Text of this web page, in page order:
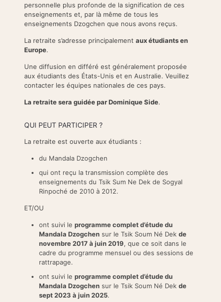
personnelle plus profonde de la signification de ces
enseignements et, par là même de tous les
enseignements Dzogchen que nous avons reçus.
La retraite s’adresse principalement aux étudiants en
Europe.
Une diffusion en différé est généralement proposée
aux étudiants des États-Unis et en Australie. Veuillez
contacter les équipes nationales de ces pays.
La retraite sera guidée par Dominique Side.
QUI PEUT PARTICIPER ?
La retraite est ouverte aux étudiants :
du Mandala Dzogchen
qui ont reçu la transmission complète des
enseignements du Tsik Sum Ne Dek de Sogyal
Rinpoché de 2010 à 2012.
ET/OU
ont suivi le programme complet d’étude du
Mandala Dzogchen sur le Tsik Soum Né Dek de
novembre 2017 à juin 2019, que ce soit dans le
cadre du programme mensuel ou des sessions de
rattrapage.
ont suivi le programme complet d’étude du
Mandala Dzogchen sur le Tsik Soum Né Dek de
sept 2023 à juin 2025.